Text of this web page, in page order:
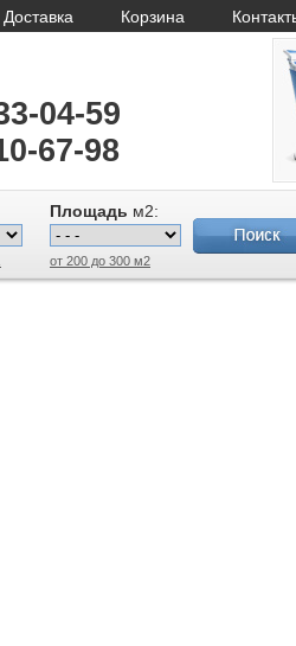
Доставка Корзина
04-59
67-98
Площадь м2:
от 200 до 300 м2